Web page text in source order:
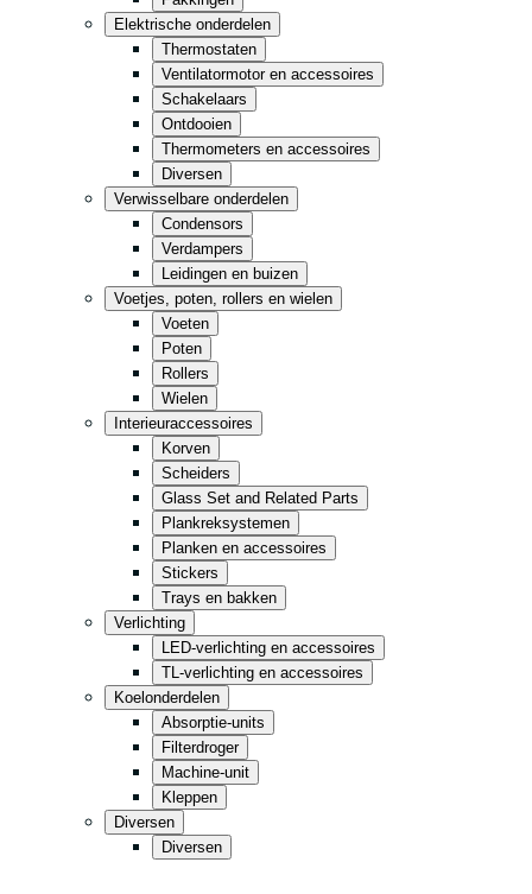
Gemak
Retail
Alles in zwart
Keuken
Opslag
Fastfood
Elektrische onderdelen
Thermostaten
Ventilatormotor en accessoires
Schakelaars
Ontdooien
Thermometers en accessoires
Diversen
Verwisselbare onderdelen
Condensors
Verdampers
Leidingen en buizen
Voetjes, poten, rollers en wielen
Voeten
Poten
Rollers
Wielen
Interieuraccessoires
Korven
Scheiders
Glass Set and Related Parts
Plankreksystemen
Planken en accessoires
Stickers
Trays en bakken
Verlichting
LED-verlichting en accessoires
TL-verlichting en accessoires
Koelonderdelen
Absorptie-units
Filterdroger
Machine-unit
Kleppen
Diversen
Diversen